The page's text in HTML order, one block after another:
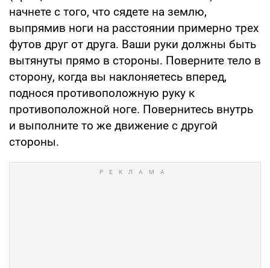
начнете с того, что сядете на землю,
выпрямив ноги на расстоянии примерно трех
футов друг от друга. Ваши руки должны быть
вытянуты прямо в стороны. Поверните тело в
сторону, когда вы наклоняетесь вперед,
поднося противоположную руку к
противоположной ноге. Повернитесь внутрь
и выполните то же движение с другой
стороны.